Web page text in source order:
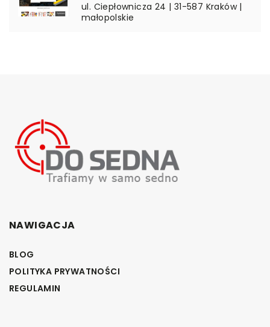
ul. Ciepłownicza 24 | 31-587 Kraków |
małopolskie
NAWIGACJA
BLOG
POLITYKA PRYWATNOŚCI
REGULAMIN